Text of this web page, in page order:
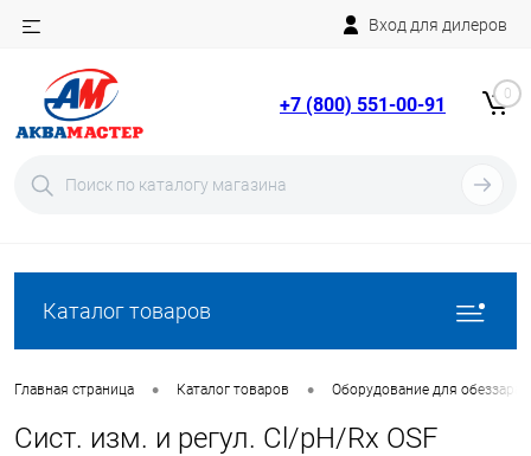
Вход для дилеров
+7 (800) 551-00-91 0
Каталог товаров
Главная страница • Каталог товаров • Оборудование для
Сист. изм. и регул. Cl/pH/Rx OSF